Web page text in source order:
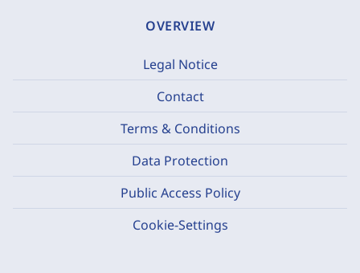
OVERVIEW
Legal Notice
Contact
Terms & Conditions
Data Protection
Public Access Policy
Cookie-Settings